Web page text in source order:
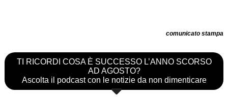
comunicato stampa
TI RICORDI COSA È SUCCESSO L’ANNO SCORSO
AD AGOSTO?
Ascolta il podcast con le notizie da non dimenticare